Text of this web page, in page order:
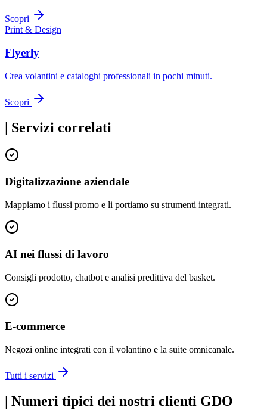
Scopri
Print & Design
Flyerly
Crea volantini e cataloghi professionali in pochi minuti.
Scopri
| Servizi correlati
Digitalizzazione aziendale
Mappiamo i flussi promo e li portiamo su strumenti integrati.
AI nei flussi di lavoro
Consigli prodotto, chatbot e analisi predittiva del basket.
E-commerce
Negozi online integrati con il volantino e la suite omnicanale.
Tutti i servizi
| Numeri tipici dei nostri clienti GDO